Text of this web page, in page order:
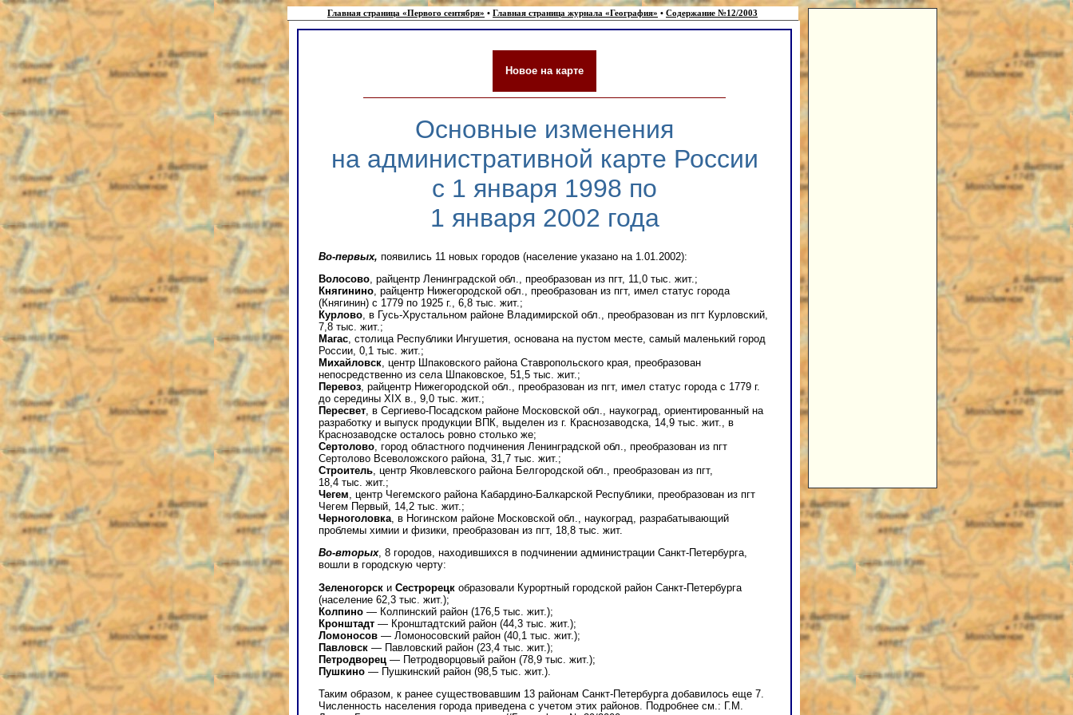
Главная страница «Первого сентября» • Главная страница журнала «География» • Содержание №12/2003
Новое на карте
Основные изменения
на административной карте России
с 1 января 1998 по
1 января 2002 года
Во-первых, появились 11 новых городов (население указано на 1.01.2002):
Волосово , райцентр Ленинградской обл., преобразован из пгт, 11,0 тыс. жит.;
Княгинино , райцентр Нижегородской обл., преобразован из пгт, имел статус города
(Княгинин) с 1779 по 1925 г., 6,8 тыс. жит.;
Курлово , в Гусь-Хрустальном районе Владимирской обл., преобразован из пгт Курловский,
7,8 тыс. жит.;
Магас , столица Республики Ингушетия, основана на пустом месте, самый маленький город
России, 0,1 тыс. жит.;
Михайловск , центр Шпаковского района Ставропольского края, преобразован
непосредственно из села Шпаковское, 51,5 тыс. жит.;
Перевоз , райцентр Нижегородской обл., преобразован из пгт, имел статус города с 1779 г.
до середины XIX в., 9,0 тыс. жит.;
Пересвет , в Сергиево-Посадском районе Московской обл., наукоград, ориентированный на
разработку и выпуск продукции ВПК, выделен из г. Краснозаводска, 14,9 тыс. жит., в
Краснозаводске осталось ровно столько же;
Сертолово , город областного подчинения Ленинградской обл., преобразован из пгт
Сертолово Всеволожского района, 31,7 тыс. жит.;
Строитель , центр Яковлевского района Белгородской обл., преобразован из пгт,
18,4 тыс. жит.;
Чегем , центр Чегемского района Кабардино-Балкарской Республики, преобразован из пгт
Чегем Первый, 14,2 тыс. жит.;
Черноголовка , в Ногинском районе Московской обл., наукоград, разрабатывающий
проблемы химии и физики, преобразован из пгт, 18,8 тыс. жит.
Во-вторых, 8 городов, находившихся в подчинении администрации Санкт-Петербурга,
вошли в городскую черту:
Зеленогорск и Сестрорецк образовали Курортный городской район Санкт-Петербурга
(население 62,3 тыс. жит.);
Колпино — Колпинский район (176,5 тыс. жит.);
Кронштадт — Кронштадтский район (44,3 тыс. жит.);
Ломоносов — Ломоносовский район (40,1 тыс. жит.);
Павловск — Павловский район (23,4 тыс. жит.);
Петродворец — Петродворцовый район (78,9 тыс. жит.);
Пушкино — Пушкинский район (98,5 тыс. жит.).
Таким образом, к ранее существовавшим 13 районам Санкт-Петербурга добавилось еще 7.
Численность населения города приведена с учетом этих районов. Подробнее см.: Г.М.